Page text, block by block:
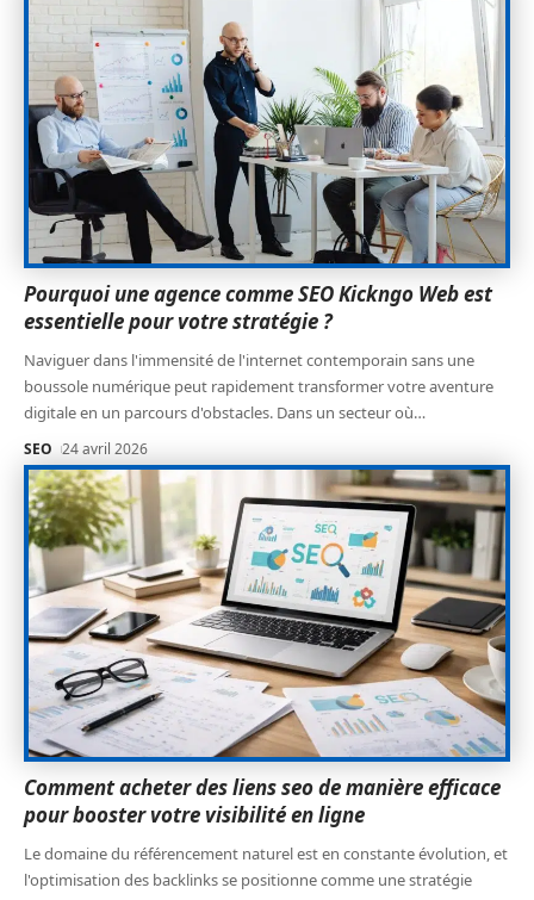
Pourquoi une agence comme SEO Kickngo Web est
essentielle pour votre stratégie ?
Naviguer dans l'immensité de l'internet contemporain sans une
boussole numérique peut rapidement transformer votre aventure
digitale en un parcours d'obstacles. Dans un secteur où…
SEO 24 avril 2026
Comment acheter des liens seo de manière efficace
pour booster votre visibilité en ligne
Le domaine du référencement naturel est en constante évolution, et
l'optimisation des backlinks se positionne comme une stratégie